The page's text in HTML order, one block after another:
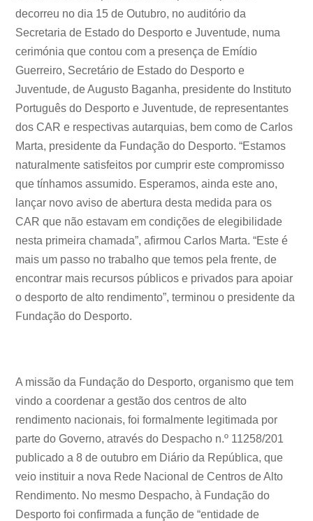
decorreu no dia 15 de Outubro, no auditório da
Secretaria de Estado do Desporto e Juventude, numa
cerimónia que contou com a presença de Emídio
Guerreiro, Secretário de Estado do Desporto e
Juventude, de Augusto Baganha, presidente do Instituto
Português do Desporto e Juventude, de representantes
dos CAR e respectivas autarquias, bem como de Carlos
Marta, presidente da Fundação do Desporto. “Estamos
naturalmente satisfeitos por cumprir este compromisso
que tínhamos assumido. Esperamos, ainda este ano,
lançar novo aviso de abertura desta medida para os
CAR que não estavam em condições de elegibilidade
nesta primeira chamada”, afirmou Carlos Marta. “Este é
mais um passo no trabalho que temos pela frente, de
encontrar mais recursos públicos e privados para apoiar
o desporto de alto rendimento”, terminou o presidente da
Fundação do Desporto.
A missão da Fundação do Desporto, organismo que tem
vindo a coordenar a gestão dos centros de alto
rendimento nacionais, foi formalmente legitimada por
parte do Governo, através do Despacho n.º 11258/201
publicado a 8 de outubro em Diário da República, que
veio instituir a nova Rede Nacional de Centros de Alto
Rendimento. No mesmo Despacho, à Fundação do
Desporto foi confirmada a função de “entidade de